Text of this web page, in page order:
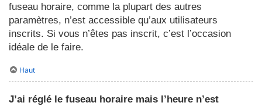
fuseau horaire, comme la plupart des autres
paramètres, n’est accessible qu’aux utilisateurs
inscrits. Si vous n’êtes pas inscrit, c’est l’occasion
idéale de le faire.
Haut
J’ai réglé le fuseau horaire mais l’heure n’est